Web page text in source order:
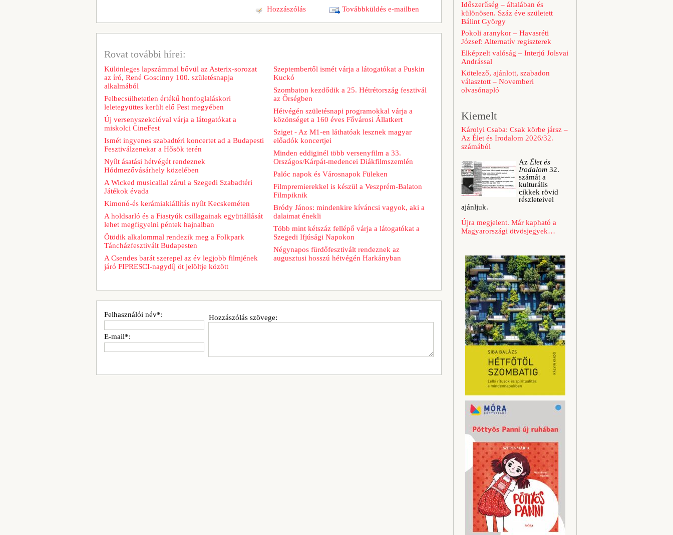
Továbbküldés e-mailben
Hozzászólás
Rovat további hírei:
Különleges lapszámmal bővül az Asterix-sorozat
az író, René Goscinny 100. születésnapja
alkalmából
Felbecsülhetetlen értékű honfoglaláskori
leletegyüttes került elő Pest megyében
Új versenyszekcióval várja a látogatókat a
miskolci CineFest
Ismét ingyenes szabadtéri koncertet ad a Budapesti
Fesztiválzenekar a Hősök terén
Nyílt ásatási hétvégét rendeznek
Hódmezővásárhely közelében
A Wicked musicallal zárul a Szegedi Szabadtéri
Játékok évada
Kimonó-és kerámiakiállítás nyílt Kecskeméten
A holdsarló és a Fiastyúk csillagainak együttállását
lehet megfigyelni péntek hajnalban
Ötödik alkalommal rendezik meg a Folkpark
Táncházfesztivált Budapesten
A Csendes barát szerepel az év legjobb filmjének
járó FIPRESCI-nagydíj öt jelöltje között
Szeptembertől ismét várja a látogatókat a Puskin
Kuckó
Szombaton kezdődik a 25. Hétrétország fesztivál
az Őrségben
Hétvégén születésnapi programokkal várja a
közönséget a 160 éves Fővárosi Állatkert
Sziget - Az M1-en láthatóak lesznek magyar
előadók koncertjei
Minden eddiginél több versenyfilm a 33.
Országos/Kárpát-medencei Diákfilmszemlén
Palóc napok és Városnapok Füleken
Filmpremierekkel is készül a Veszprém-Balaton
Filmpiknik
Bródy János: mindenkire kíváncsi vagyok, aki a
dalaimat énekli
Több mint kétszáz fellépő várja a látogatókat a
Szegedi Ifjúsági Napokon
Négynapos fürdőfesztivált rendeznek az
augusztusi hosszú hétvégén Harkányban
Hozzászólás szövege:
Felhasználói név*:
E-mail*:
Időszerűség – általában és
különösen. Száz éve született
Bálint György
Pokoli aranykor – Havasréti
József: Alternatív regiszterek
Elképzelt valóság – Interjú Jolsvai
Andrással
Kötelező, ajánlott, szabadon
választott – Novemberi
olvasónapló
Kiemelt
Károlyi Csaba: Csak körbe jársz –
Az Élet és Irodalom 2026/32.
számából
Az Élet és
Irodalom 32.
számát a
kulturális
cikkek rövid
részleteivel
ajánljuk.
Újra megjelent. Már kapható a
Magyarországi ötvösjegyek…